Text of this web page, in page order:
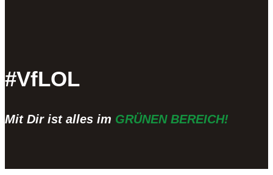
#VfLOL
Mit Dir ist alles im GRÜNEN BEREICH!